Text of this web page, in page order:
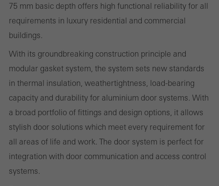
75 mm basic depth offers high functional reliability for all
requirements in luxury residential and commercial
buildings.
With its groundbreaking construction principle and
modular gasket system, the system sets new standards
in thermal insulation, weathertightness, load-bearing
capacity and durability for aluminium door systems. With
a broad portfolio of fittings and design options, it allows
stylish door solutions which meet every requirement for
all areas of life and work. The door system is perfect for
integration with door communication and access control
systems.
сайта и, следовательно, для удобства пользователя. Они
собирают информацию об использовании веб-сайта,
количестве посещений, средней продолжительности
пребывания на сайте и просмотренных страницах.
Маркетинговые файлы cookie используются сторонними
поставщиками услуг для отображения